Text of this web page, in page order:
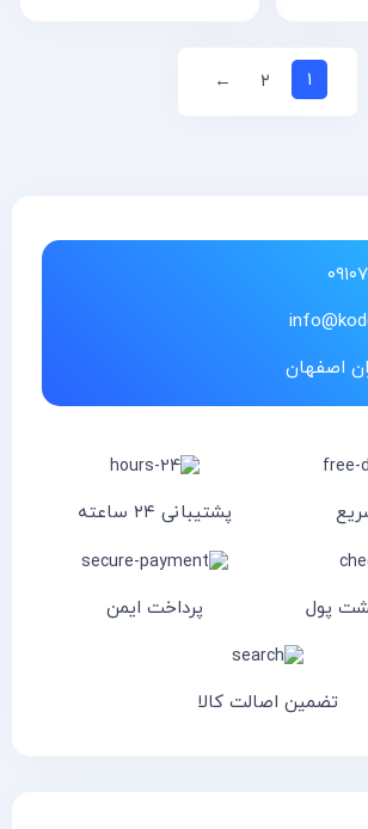
۱ ۲ ←
اصفهان
پشتیبانی ۲۴ ساعته
پول پرداخت ایمن
تضمین اصالت کالا